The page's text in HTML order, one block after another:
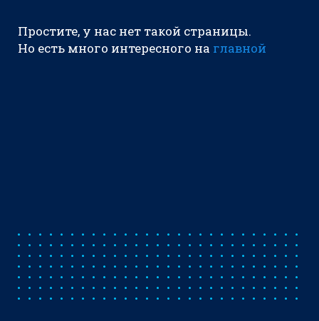
Простите, у нас нет такой страницы.
Но есть много интересного на главной